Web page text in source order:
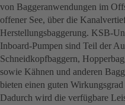
von Baggeranwendungen im
offener See, über die
Herstellungsbaggerung. KSB-
Inboard-Pumpen sind Teil der
Schneidkopfbaggern,
sowie Kähnen und anderen
bieten einen guten
Dadurch wird die verfügbare